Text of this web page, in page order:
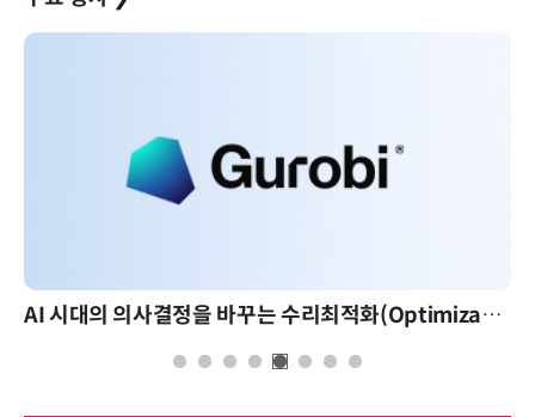
AI 시대의 의사결정을 바꾸는 수리최적화(Optimization): 실제 산업 적용 사례와 활용 전략